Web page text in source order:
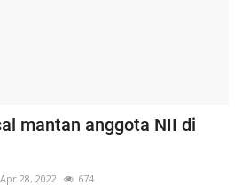
mantan anggota NII di
Apr 28, 2022 674